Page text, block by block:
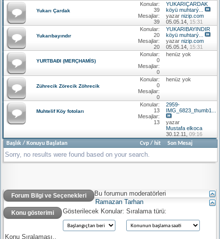
Yukarı Çardak
Konular:
39
Mesajlar:
39
YUKARIÇARDAK
köyü muhtarý...
yazar nizip.com
05.05.14, 15:31
Yukarıbayındır
Konular:
20
Mesajlar:
20
YUKARIBAYINDIR
köyü muhtarý...
yazar nizip.com
05.05.14, 15:31
YURTBAÐI (MERÇHAMİS)
Konular:
0
Mesajlar:
0
henüz yok
Zührecik Zörecik Zöhrecik
Konular:
0
Mesajlar:
0
henüz yok
Muhtelif Köy fotoları
Konular:
13
Mesajlar:
13
2959-
IMG_6823_thumb1...
yazar
Mustafa elkoca
30.12.11, 09:16
Başlık / Konuyu Başlatan Cvp / hit Son Mesaj
Sorry, no results were found based on your search.
Forum Bilgi ve Seçenekleri
Bu forumun moderatörleri
Ramazan Tarhan
Konu gösterimi Gösterilecek Konular: Sıralama türü:
Konu Sıralaması..